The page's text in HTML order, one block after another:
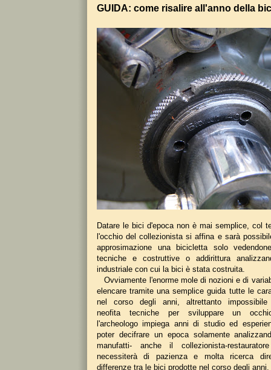
GUIDA: come risalire all'anno della
Datare le bici d'epoca non è mai semplice, col
l'occhio del collezionista si affina e sarà
approsimazione una bicicletta solo
tecniche e costruttive o addirittura
industriale con cui la bici è stata costruita.
Ovviamente l'enorme mole di nozioni e di
elencare tramite una semplice guida tutte le
nel corso degli anni, altrettanto
neofita tecniche per sviluppare un
l'archeologo impiega anni di studio ed
poter decifrare un epoca solamente
manufatti- anche il collezionista-
necessiterà di pazienza e molta ricerca
differenze tra le bici prodotte nel corso degli anni.